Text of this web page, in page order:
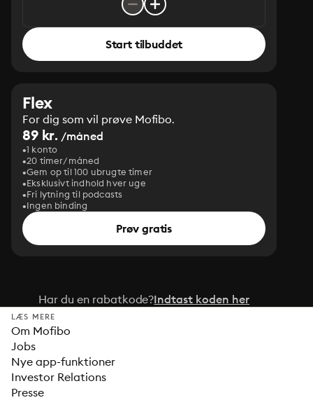
Start tilbuddet
Flex
For dig som vil prøve Mofibo.
89 kr. /måned
1 konto
20 timer/måned
Gem op til 100 ubrugte timer
Eksklusivt indhold hver uge
Fri lytning til podcasts
Ingen binding
Prøv gratis
Har du en rabatkode?Indtast koden her
LÆS MERE
Om Mofibo
Jobs
Nye app-funktioner
Investor Relations
Presse